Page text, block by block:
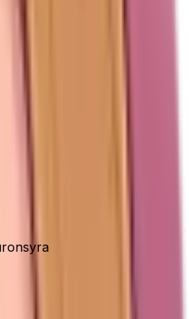
Vitamin C10